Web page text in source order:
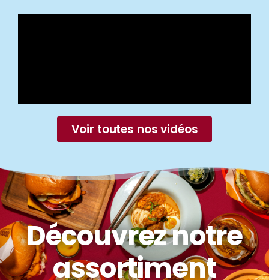
Voir toutes nos vidéos
Découvrez notre
assortiment